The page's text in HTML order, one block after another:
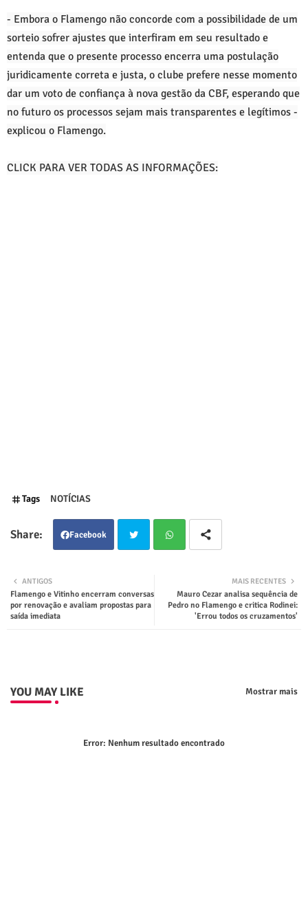
- Embora o Flamengo não concorde com a possibilidade de um
sorteio sofrer ajustes que interfiram em seu resultado e
entenda que o presente processo encerra uma postulação
juridicamente correta e justa, o clube prefere nesse momento
dar um voto de confiança à nova gestão da CBF, esperando que
no futuro os processos sejam mais transparentes e legítimos -
explicou o Flamengo.
CLICK PARA VER TODAS AS INFORMAÇÕES:
Tags NOTÍCIAS
Facebook
ter tsap
MAIS RECENTES
Mauro Cezar analisa sequência de
Pedro no Flamengo e critica Rodinei:
'Errou todos os cruzamentos'
ANTIGOS
Flamengo e Vitinho encerram conversas
por renovação e avaliam propostas para
saída imediata
YOU MAY LIKE Mostrar mais
Error: Nenhum resultado encontrado